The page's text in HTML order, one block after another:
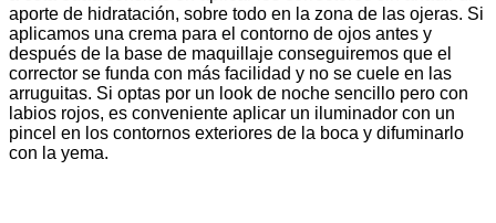
aporte de hidratación, sobre todo en la zona de las ojeras. Si
aplicamos una crema para el contorno de ojos antes y
después de la base de maquillaje conseguiremos que el
corrector se funda con más facilidad y no se cuele en las
arruguitas. Si optas por un look de noche sencillo pero con
labios rojos, es conveniente aplicar un iluminador con un
pincel en los contornos exteriores de la boca y difuminarlo
con la yema.